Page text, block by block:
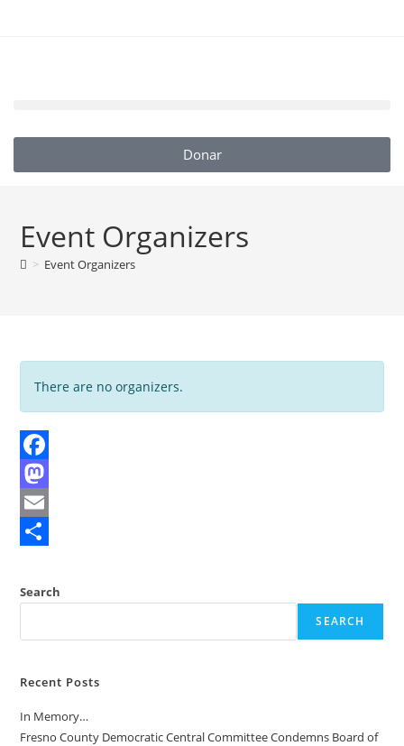
Donar
Event Organizers
> Event Organizers
There are no organizers.
F
a
c
b
o
k
M
a
t
d
o
E
a
l
h
r
e
Search
SEARCH
Recent Posts
In Memory…
Fresno County Democratic Central Committee Condemns Board of